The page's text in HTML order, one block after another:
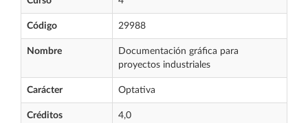
Código 29988
Nombre
Documentación gráfica para
proyectos industriales
Carácter Optativa
Créditos 4,0